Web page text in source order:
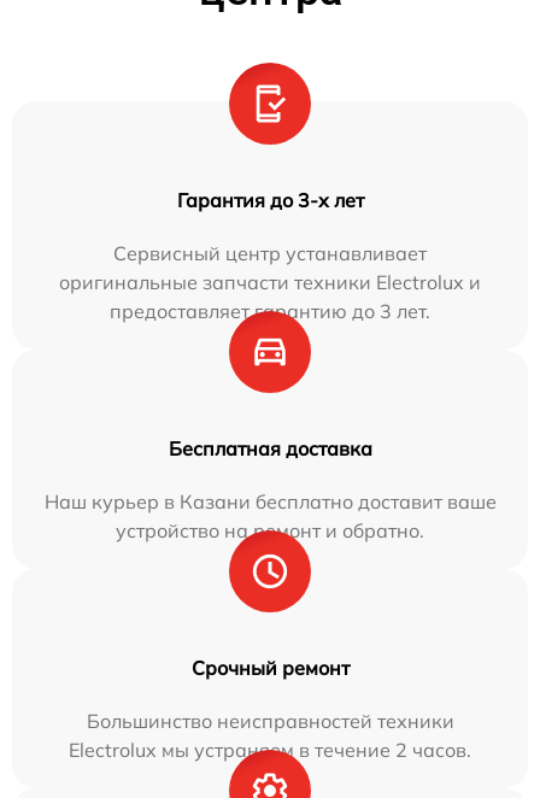
Гарантия до 3-х лет
Сервисный центр устанавливает
оригинальные запчасти техники Electrolux и
предоставляет гарантию до 3 лет.
Бесплатная доставка
Наш курьер в Казани бесплатно доставит ваше
устройство на ремонт и обратно.
Срочный ремонт
Большинство неисправностей техники
Electrolux мы устраняем в течение 2 часов.